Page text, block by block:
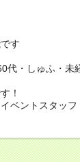
す
代・しゅふ・未
！
ベントスタッ